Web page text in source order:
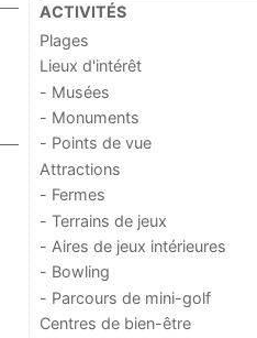
ACTIVITÉS
Plages
Lieux d'intérêt
- Musées
- Monuments
- Points de vue
Attractions
- Fermes
- Terrains de jeux
- Aires de jeux intérieures
- Bowling
- Parcours de mini-golf
Centres de bien-être